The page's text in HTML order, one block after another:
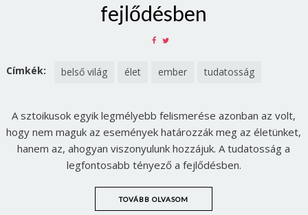
fejlődésben
SHARE
FACEBOOK
TWITTER
Címkék: belső világ élet ember tudatosság
A sztoikusok egyik legmélyebb felismerése azonban az volt,
hogy nem maguk az események határozzák meg az életünket,
hanem az, ahogyan viszonyulunk hozzájuk. A tudatosság a
legfontosabb tényező a fejlődésben.
TOVÁBB OLVASOM